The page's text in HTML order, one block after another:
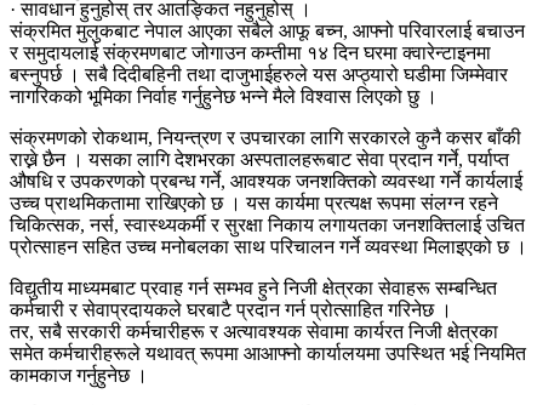
· सावधान हुनुहोस् तर आतङ्कित नहुनुहोस् ।
संक्रमित मुलुकबाट नेपाल आएका सबैले आफू बच्न, आफ्नो परिवारलाई बचाउन
र समुदायलाई संक्रमणबाट जोगाउन कम्तीमा १४ दिन घरमा क्वारेन्टाइनमा
बस्नुपर्छ । सबै दिदीबहिनी तथा दाजुभाईहरुले यस अप्ठ्यारो घडीमा जिम्मेवार
नागरिकको भूमिका निर्वाह गर्नुहुनेछ भन्ने मैले विश्वास लिएको छु ।
संक्रमणको रोकथाम, नियन्त्रण र उपचारका लागि सरकारले कुनै कसर बाँकी
राख्ने छैन । यसका लागि देशभरका अस्पतालहरूबाट सेवा प्रदान गर्ने, पर्याप्त
औषधि र उपकरणको प्रबन्ध गर्ने, आवश्यक जनशक्तिको व्यवस्था गर्ने कार्यलाई
उच्च प्राथमिकतामा राखिएको छ । यस कार्यमा प्रत्यक्ष रूपमा संलग्न रहने
चिकित्सक, नर्स, स्वास्थ्यकर्मी र सुरक्षा निकाय लगायतका जनशक्तिलाई उचित
प्रोत्साहन सहित उच्च मनोबलका साथ परिचालन गर्ने व्यवस्था मिलाइएको छ ।
विद्युतीय माध्यमबाट प्रवाह गर्न सम्भव हुने निजी क्षेत्रका सेवाहरू सम्बन्धित
कर्मचारी र सेवाप्रदायकले घरबाटै प्रदान गर्न प्रोत्साहित गरिनेछ ।
तर, सबै सरकारी कर्मचारीहरू र अत्यावश्यक सेवामा कार्यरत निजी क्षेत्रका
समेत कर्मचारीहरूले यथावत् रूपमा आआफ्नो कार्यालयमा उपस्थित भई नियमित
कामकाज गर्नुहुनेछ ।